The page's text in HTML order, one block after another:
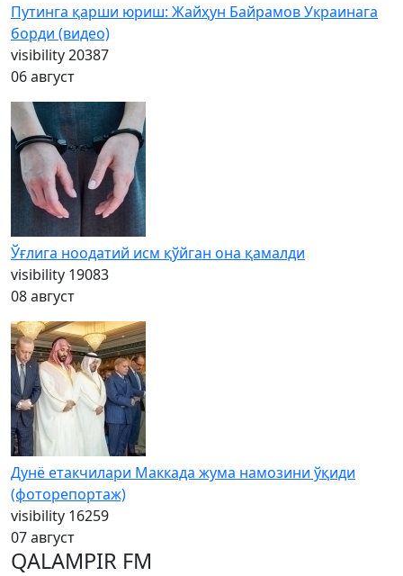
Путинга қарши юриш: Жайҳун Байрамов Украинага
борди (видео)
visibility20387
06 август
Ўғлига ноодатий исм қўйган она қамалди
visibility 19083
08 август
Дунё етакчилари Маккада жума намозини ўқиди
(фоторепортаж)
visibility 16259
07 август
QALAMPIR FM